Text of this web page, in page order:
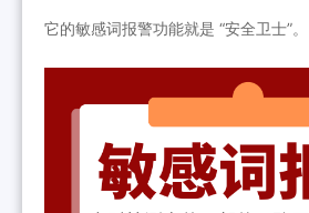
它的敏感词报警功能就是 “安全卫士”。